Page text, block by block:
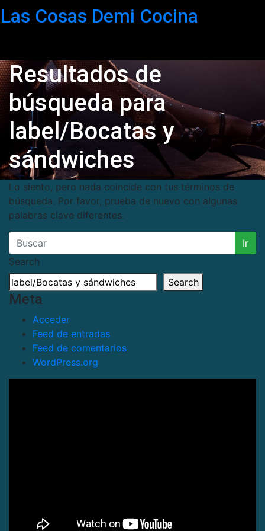
Saltar
al
Las Cosas Demi Cocina
Resultados de
búsqueda para
label/Bocatas y
sándwiches
Lo siento, pero nada coincide con tus términos de
búsqueda. Por favor, prueba de nuevo con algunas
palabras clave diferentes.
Ir
Search
Search
Meta
Acceder
Feed de entradas
Feed de comentarios
WordPress.org